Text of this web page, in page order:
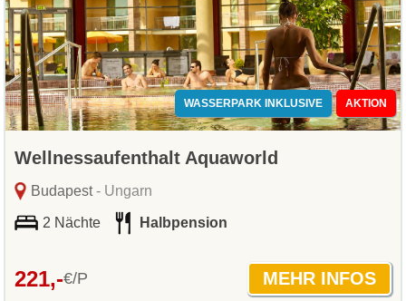
WASSERPARK INKLUSIVE AKTION
Wellnessaufenthalt Aquaworld
Budapest- Ungarn
2 Nächte Halbpension
221,-€/P